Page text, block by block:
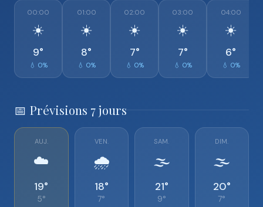
00:00
☀️
9°
💧 0%
01:00
☀️
8°
💧 0%
02:00
☀️
7°
💧 0%
03:00
☀️
7°
💧 0%
04:00
☀️
6°
💧 0%
📅 Prévisions 7 jours
AUJ.
☁️
19°
5°
VEN.
🌧️
18°
7°
SAM.
🌫️
21°
9°
DIM.
🌫️
20°
7°